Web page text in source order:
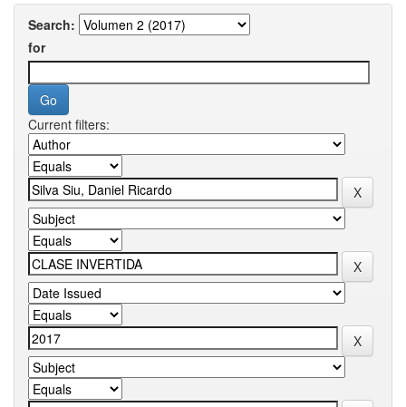
Search:
for
Current filters: